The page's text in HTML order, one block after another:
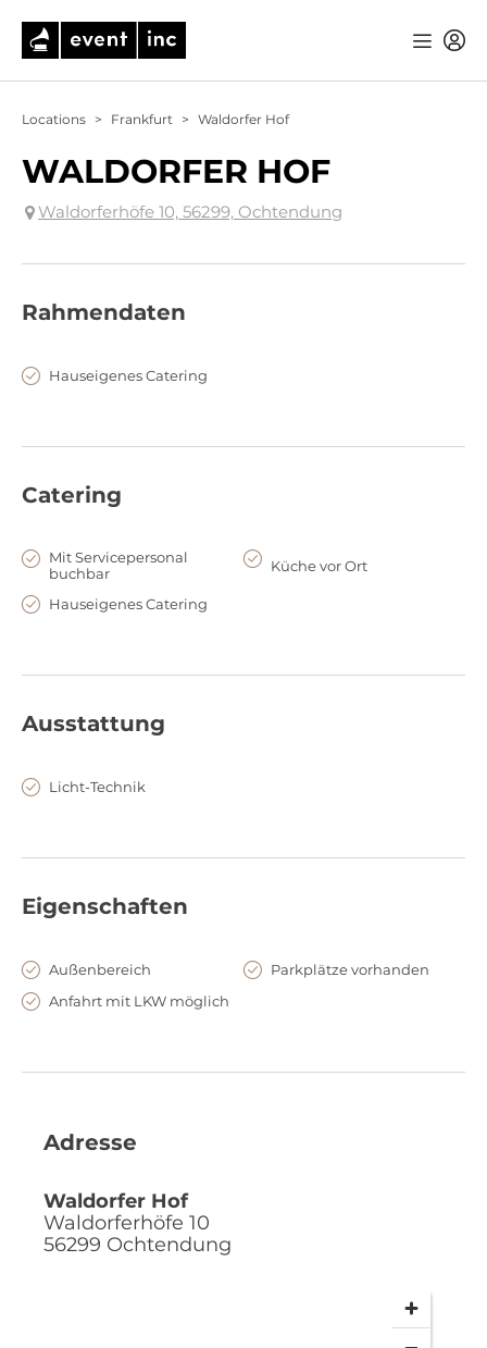
Locations > Frankfurt > Waldorfer Hof
WALDORFER HOF
Waldorferhöfe 10, 56299, Ochtendung
Rahmendaten
Hauseigenes Catering
Catering
Mit Servicepersonal
buchbar
Küche vor Ort
Hauseigenes Catering
Ausstattung
Licht-Technik
Eigenschaften
Außenbereich
Parkplätze vorhanden
Anfahrt mit LKW möglich
Adresse
Waldorfer Hof
Waldorferhöfe 10
56299 Ochtendung